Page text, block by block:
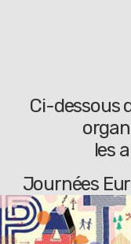
Ci-dessous
les
Journées